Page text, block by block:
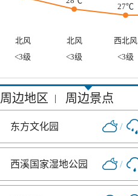
27℃
北风 北风 西北风
<3级
<3级 <3级
周边地区 | 周边景点
东方文化园 /
西溪国家湿地公园 /